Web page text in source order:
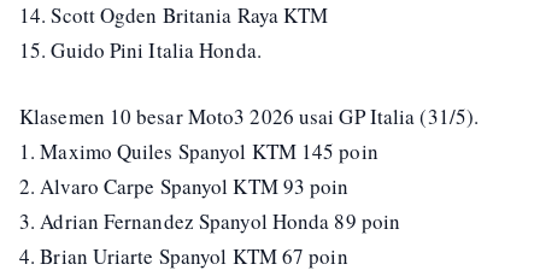
14. Scott Ogden Britania Raya KTM
15. Guido Pini Italia Honda.
Klasemen 10 besar Moto3 2026 usai GP Italia (31/5).
1. Maximo Quiles Spanyol KTM 145 poin
2. Alvaro Carpe Spanyol KTM 93 poin
3. Adrian Fernandez Spanyol Honda 89 poin
4. Brian Uriarte Spanyol KTM 67 poin